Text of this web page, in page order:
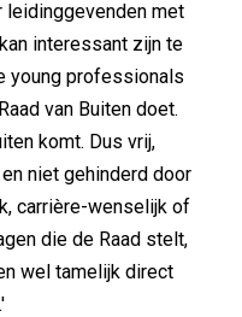
leidinggevenden met
interessant zijn te
young professionals
van Buiten doet.
komt. Dus vrij,
niet gehinderd door
carrière-wenselijk of
die de Raad stelt,
wel tamelijk direct